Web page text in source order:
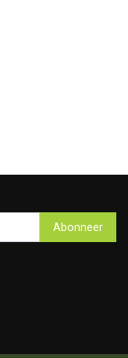
Abonneer